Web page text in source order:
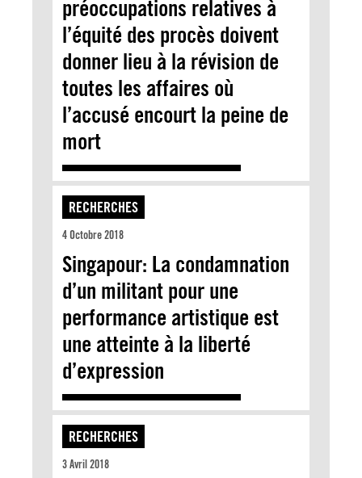
préoccupations relatives à
l’équité des procès doivent
donner lieu à la révision de
toutes les affaires où
l’accusé encourt la peine de
mort
RECHERCHES
4 Octobre 2018
Singapour: La condamnation
d’un militant pour une
performance artistique est
une atteinte à la liberté
d’expression
RECHERCHES
3 Avril 2018